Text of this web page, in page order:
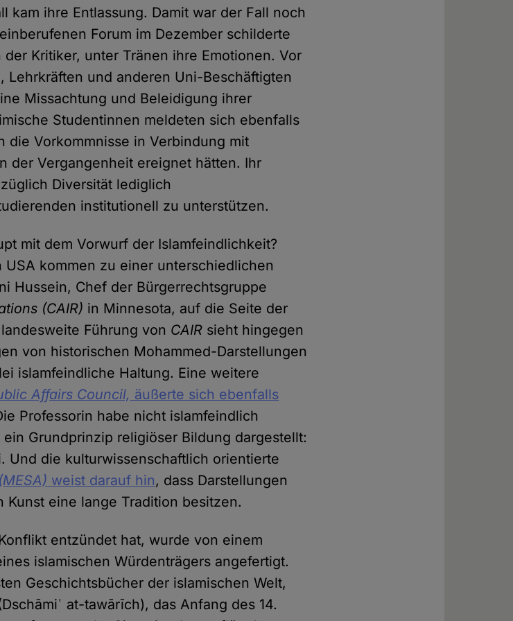
kam ihre Entlassung. Damit war der Fall noch
Forum im Dezember schilderte
Kritiker, unter Tränen ihre Emotionen. Vor
Lehrkräften und anderen Uni-Beschäftigten
Missachtung und Beleidigung ihrer
Studentinnen meldeten sich ebenfalls
die Vorkommnisse in Verbindung mit
der Vergangenheit ereignet hätten. Ihr
Diversität lediglich
institutionell zu unterstützen.
mit dem Vorwurf der Islamfeindlichkeit?
USA kommen zu einer unterschiedlichen
Hussein, Chef der Bürgerrechtsgruppe
(CAIR) in Minnesota, auf die Seite der
Führung von CAIR sieht hingegen
von historischen Mohammed-Darstellungen
islamfeindliche Haltung. Eine weitere
Affairs Council, äußerte sich ebenfalls
Professorin habe nicht islamfeindlich
Grundprinzip religiöser Bildung dargestellt:
Und die kulturwissenschaftlich orientierte
weist darauf hin, dass Darstellungen
eine lange Tradition besitzen.
entzündet hat, wurde von einem
islamischen Würdenträgers angefertigt.
Geschichtsbücher der islamischen Welt,
at-tawārīch), das Anfang des 14.